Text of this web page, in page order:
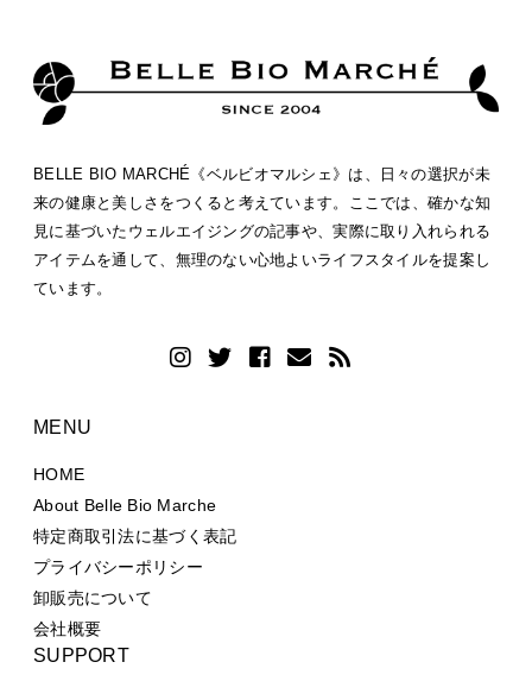
BELLE BIO MARCHÉ《ベルビオマルシェ》は、日々の選択が未
来の健康と美しさをつくると考えています。ここでは、確かな知
見に基づいたウェルエイジングの記事や、実際に取り入れられる
アイテムを通して、無理のない心地よいライフスタイルを提案し
ています。
MENU
HOME
About Belle Bio Marche
特定商取引法に基づく表記
プライバシーポリシー
卸販売について
会社概要
SUPPORT